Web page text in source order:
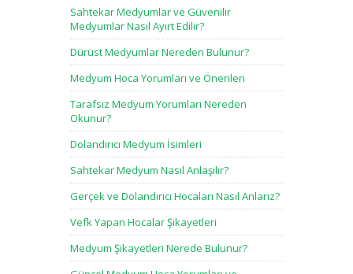
Sahtekar Medyumlar ve Güvenilir
Medyumlar Nasıl Ayırt Edilir?
Dürüst Medyumlar Nereden Bulunur?
Medyum Hoca Yorumları ve Önerileri
Tarafsız Medyum Yorumları Nereden
Okunur?
Dolandırıcı Medyum İsimleri
Sahtekar Medyum Nasıl Anlaşılır?
Gerçek ve Dolandırıcı Hocaları Nasıl Anlarız?
Vefk Yapan Hocalar Şikayetleri
Medyum Şikayetleri Nerede Bulunur?